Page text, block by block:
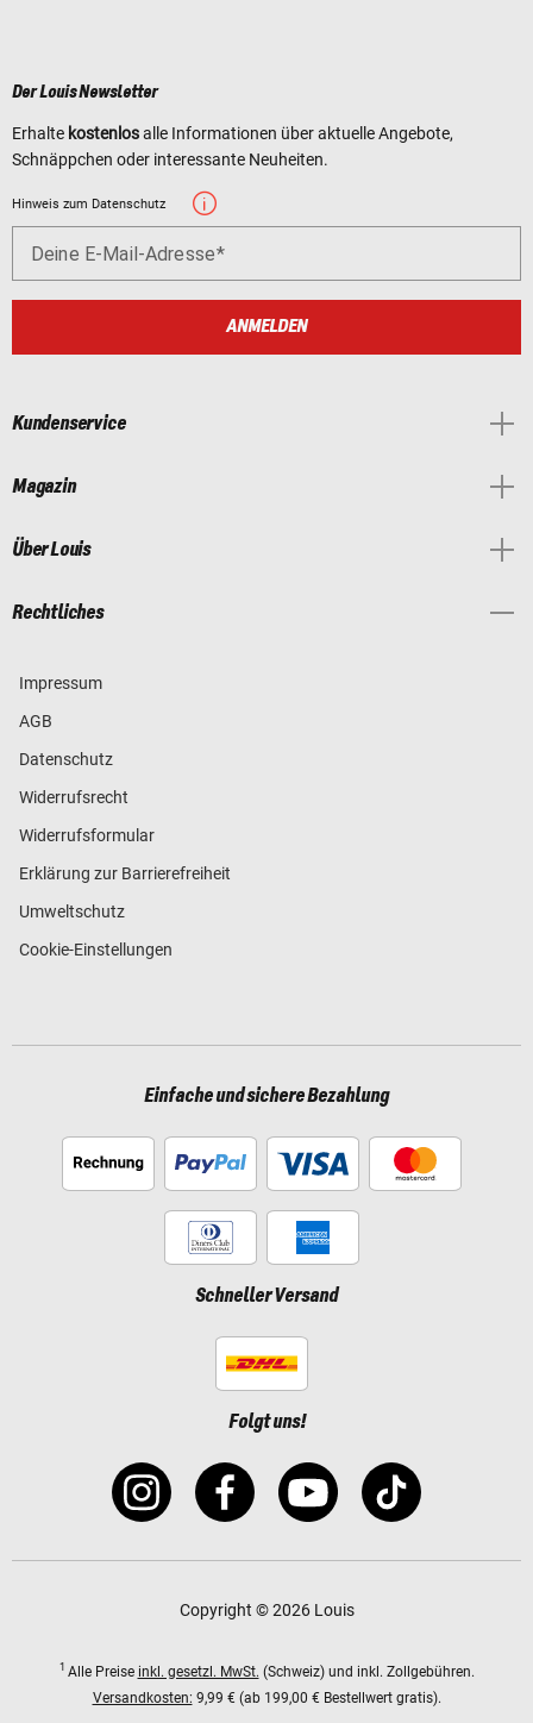
Der Louis Newsletter
Erhalte kostenlosalle Informationen über aktuelle Angebote,
Schnäppchen oder interessante Neuheiten.
Hinweis zum Datenschutz
Deine E-Mail-Adresse
ANMELDEN
Kundenservice
Magazin
Über Louis
Rechtliches
Impressum
AGB
Datenschutz
Widerrufsrecht
Widerrufsformular
Erklärung zur Barrierefreiheit
Umweltschutz
Cookie-Einstellungen
Einfache und sichere Bezahlung
Schneller Versand
Folgt uns!
Copyright © 2026 Louis
1 Alle Preise inkl. gesetzl. MwSt. (Schweiz) und inkl. Zollgebühren.
Versandkosten: 9,99 € (ab 199,00 € Bestellwert gratis).